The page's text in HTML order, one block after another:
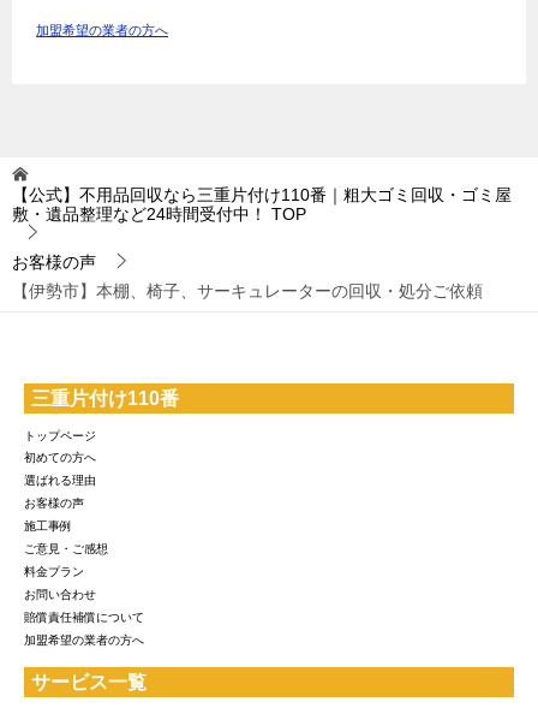
加盟希望の業者の方へ
【公式】不用品回収なら三重片付け110番｜粗大ゴミ回収・ゴミ屋
敷・遺品整理など24時間受付中！
TOP
お客様の声
【伊勢市】本棚、椅子、サーキュレーターの回収・処分ご依頼
三重片付け110番
トップページ
初めての方へ
選ばれる理由
お客様の声
施工事例
ご意見・ご感想
料金プラン
お問い合わせ
賠償責任補償について
加盟希望の業者の方へ
サービス一覧